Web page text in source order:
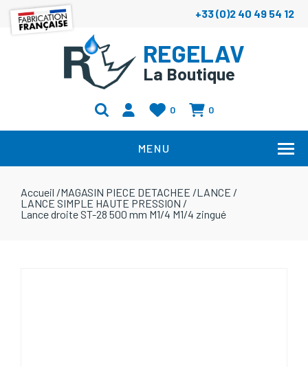
+33 (0)2 40 49 54 12
REGELAV
La Boutique
0 0
MENU
Accueil /MAGASIN PIECE DETACHEE /LANCE /
LANCE SIMPLE HAUTE PRESSION /
Lance droite ST-28 500 mm M1/4 M1/4 zingué